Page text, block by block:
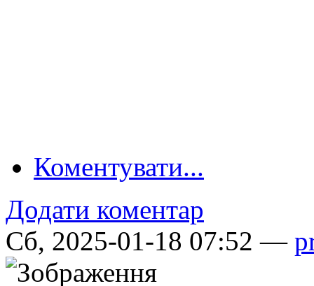
Коментувати...
Додати коментар
Сб, 2025-01-18 07:52 —